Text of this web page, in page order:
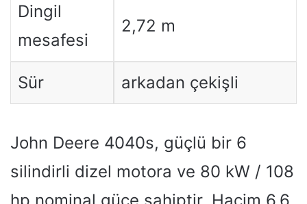
Dingil
mesafesi
2,72 m
Sür arkadan çekişli
John Deere 4040s, güçlü bir 6
silindirli dizel motora ve 80 kW / 108
hp nominal güce sahiptir. Hacim 6,6